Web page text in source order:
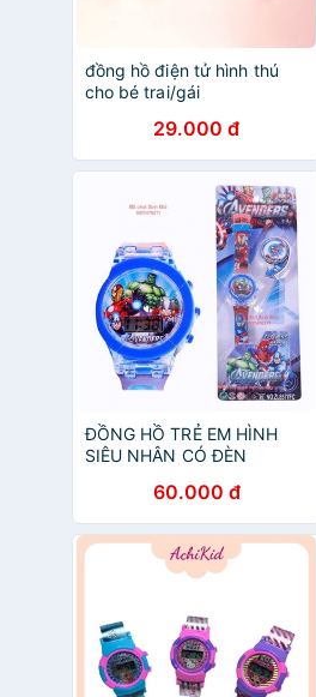
đồng hồ điện tử hình thú
cho bé trai/gái
29.000 đ
ĐỒNG HỒ TRẺ EM HÌNH
SIÊU NHÂN CÓ ĐÈN
60.000 đ